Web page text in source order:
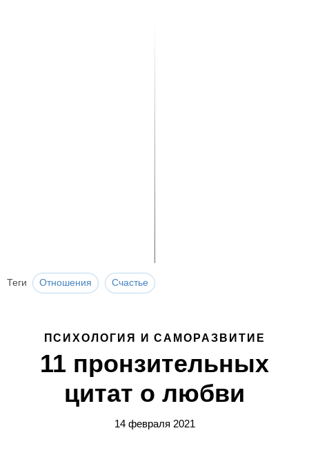
Теги Отношения Счастье
ПСИХОЛОГИЯ И САМОРАЗВИТИЕ
11 пронзительных
цитат о любви
14 февраля 2021